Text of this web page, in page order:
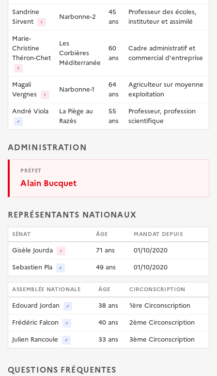
Sandrine
Sirvent
♀
Narbonne-2
45
ans
Professeur des écoles,
instituteur et assimilé
Marie-
Christine
Théron-Chet
♀
Les
Corbières
Méditerranée
60
ans
Cadre administratif et
commercial d'entreprise
Magali
Vergnes
♀
Narbonne-1
64
ans
Agriculteur sur moyenne
exploitation
André Viola
♂
La Piège au
Razès
55
ans
Professeur, profession
scientifique
ADMINISTRATION
PRÉFET
Alain Bucquet
REPRÉSENTANTS NATIONAUX
SÉNAT ÂGE MANDAT DEPUIS
Gisèle Jourda ♀ 71 ans
01/10/2020
Sebastien Pla
♂ 49 ans 01/10/2020
ASSEMBLÉE NATIONALE ÂGE CIRCONSCRIPTION
Edouard Jordan ♂ 38 ans
1ère Circonscription
Frédéric Falcon
♂ 40 ans
2ème Circonscription
Julien Rancoule
♂ 33 ans 3ème Circonscription
QUESTIONS FRÉQUENTES